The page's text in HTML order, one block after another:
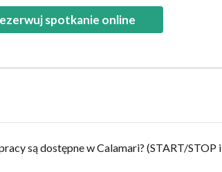
spotkanie online
są dostępne w Calamari? (START/STOP i